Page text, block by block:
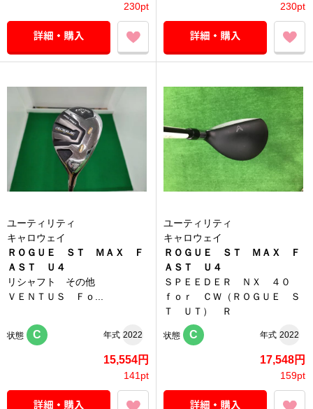
230pt 230pt
ユーティリティ
キャロウェイ
ＲＯＧＵＥ ＳＴ ＭＡＸ Ｆ
ＡＳＴ Ｕ４
リシャフト その他
ＶＥＮＴＵＳ Ｆｏ...
状態 C 年式 2022
15,554円
141pt
ユーティリティ
キャロウェイ
ＲＯＧＵＥ ＳＴ ＭＡＸ Ｆ
ＡＳＴ Ｕ４
ＳＰＥＥＤＥＲ ＮＸ ４０
ｆｏｒ ＣＷ（ＲＯＧＵＥ Ｓ
Ｔ ＵＴ） Ｒ
状態 C 年式 2022
17,548円
159pt